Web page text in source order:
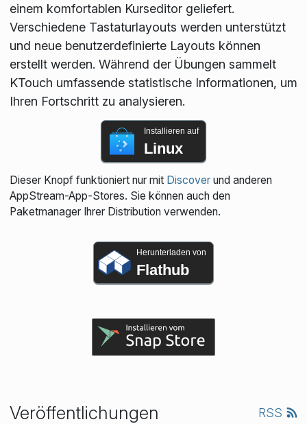
einem komfortablen Kurseditor geliefert.
Verschiedene Tastaturlayouts werden unterstützt
und neue benutzerdefinierte Layouts können
erstellt werden. Während der Übungen sammelt
KTouch umfassende statistische Informationen, um
Ihren Fortschritt zu analysieren.
Installieren auf
Linux
Dieser Knopf funktioniert nur mit Discoverund anderen
AppStream-App-Stores. Sie können auch den
Paketmanager Ihrer Distribution verwenden.
Herunterladen von
Flathub
Veröffentlichungen RSS